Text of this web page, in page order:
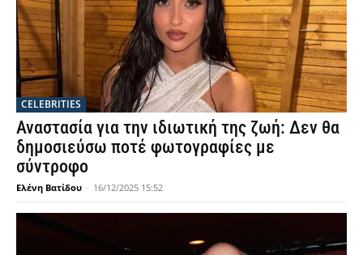
CELEBRITIES
Αναστασία για την ιδιωτική της ζωή: Δεν θα
δημοσιεύσω ποτέ φωτογραφίες με
σύντροφο
Ελένη Βατίδου - 16/12/2025 15:52